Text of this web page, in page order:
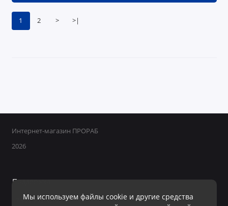
1 2 > >|
Мы используем файлы cookie и другие средства
Интернет-магазин ПРОРАБ
2026
Поддержка
+7 950 800-40-09